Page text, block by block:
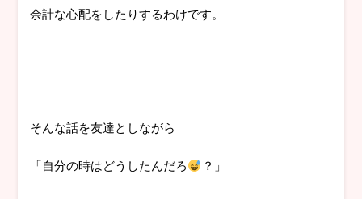
余計な心配をしたりするわけです。
そんな話を友達としながら
「自分の時はどうしたんだろ ？」